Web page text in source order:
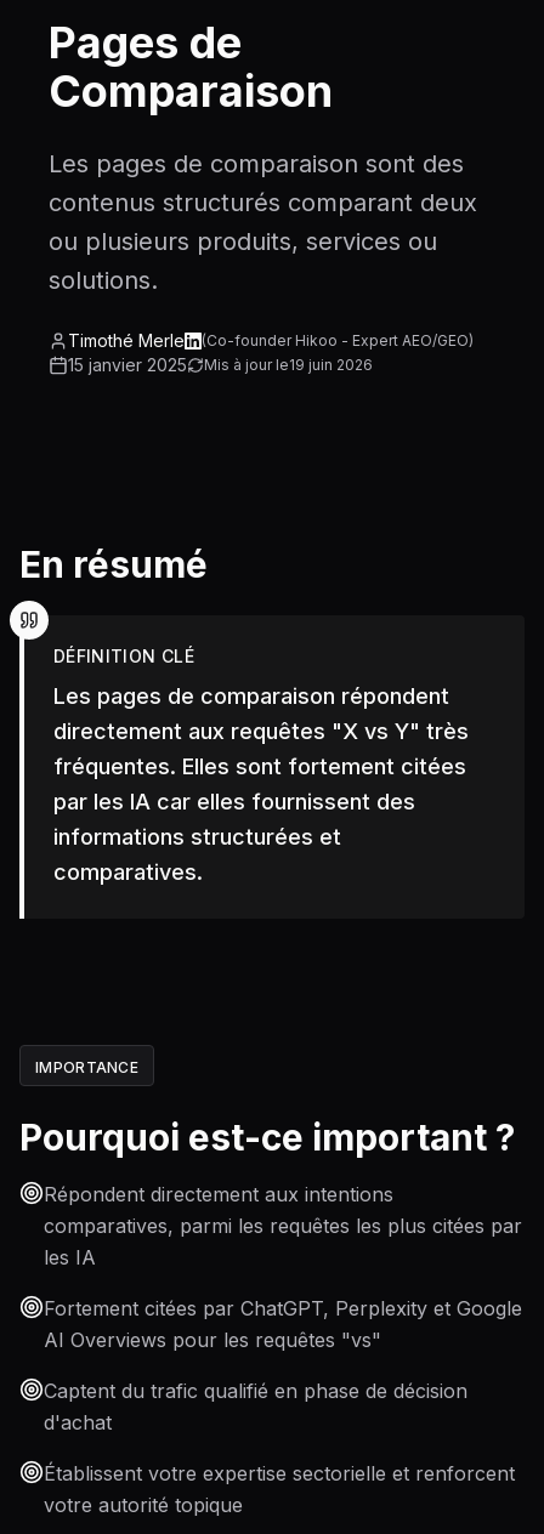
Pages de
Comparaison
Les pages de comparaison sont des
contenus structurés comparant deux
ou plusieurs produits, services ou
solutions.
Timothé Merle (Co-founder Hikoo - Expert AEO/GEO)
15 janvier 2025 Mis à jour le19 juin 2026
En résumé
DÉFINITION CLÉ
Les pages de comparaison répondent
directement aux requêtes "X vs Y" très
fréquentes. Elles sont fortement citées
par les IA car elles fournissent des
informations structurées et
comparatives.
IMPORTANCE
Pourquoi est-ce important ?
Répondent directement aux intentions
comparatives, parmi les requêtes les plus citées par
les IA
Fortement citées par ChatGPT, Perplexity et Google
AI Overviews pour les requêtes "vs"
Captent du trafic qualifié en phase de décision
d'achat
Établissent votre expertise sectorielle et renforcent
votre autorité topique